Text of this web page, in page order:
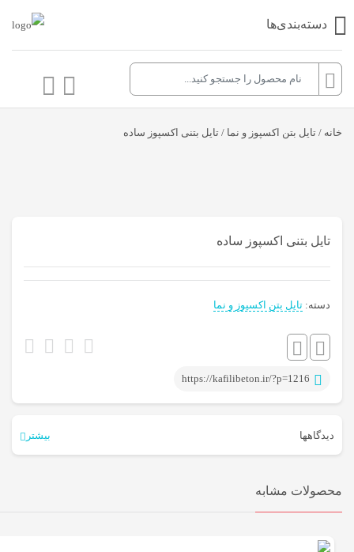
دسته‌بندی‌ها
خانه / تایل بتن اکسپوز و نما / تایل بتنی اکسپوز ساده
تایل بتنی اکسپوز ساده
دسته: تایل بتن اکسپوز و نما
https://kafilibeton.ir/?p=1216
دیدگاهها بیشتر
اولین نفری باشید که دیدگاهی را ارسال می کنید برای “تایل بتنی اکسپوز
ساده”
محصولات مشابه